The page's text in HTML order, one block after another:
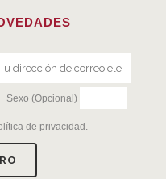
Sexo (Opcional)
de privacidad .